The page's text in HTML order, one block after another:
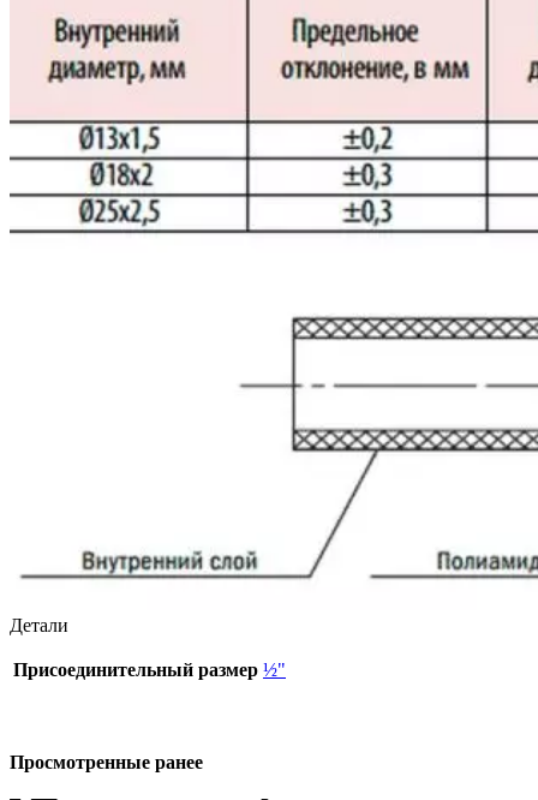
Детали
Присоединительный размер ½"
Просмотренные ранее